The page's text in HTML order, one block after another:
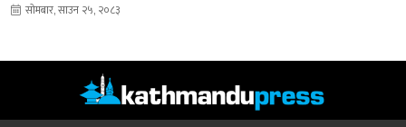
सोमबार, साउन २५, २०८३